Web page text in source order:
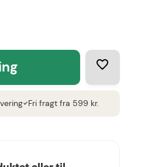
checkFri fragt fra 599 kr.